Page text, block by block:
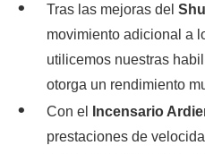
Tras las mejoras del
movimiento adicional a
utilicemos nuestras
otorga un rendimiento
Con el
Incensario
prestaciones de